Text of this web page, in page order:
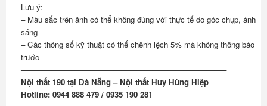
Lưu ý:
– Màu sắc trên ảnh có thể không đúng với thực tế do góc chụp, ánh
sáng
– Các thông số kỹ thuật có thể chênh lệch 5% mà không thông báo
trước
——————————————————————————–
Nội thất 190 tại Đà Nẵng – Nội thất Huy Hùng Hiệp
Hotline: 0944 888 479 / 0935 190 281